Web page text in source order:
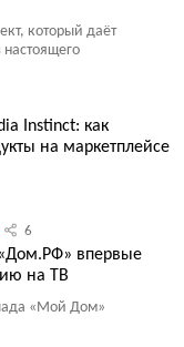
который даёт
Instinct: как
на маркетплейсе
6
впервые
на ТВ
«Мой Дом»